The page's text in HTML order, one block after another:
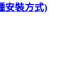
安裝方式)